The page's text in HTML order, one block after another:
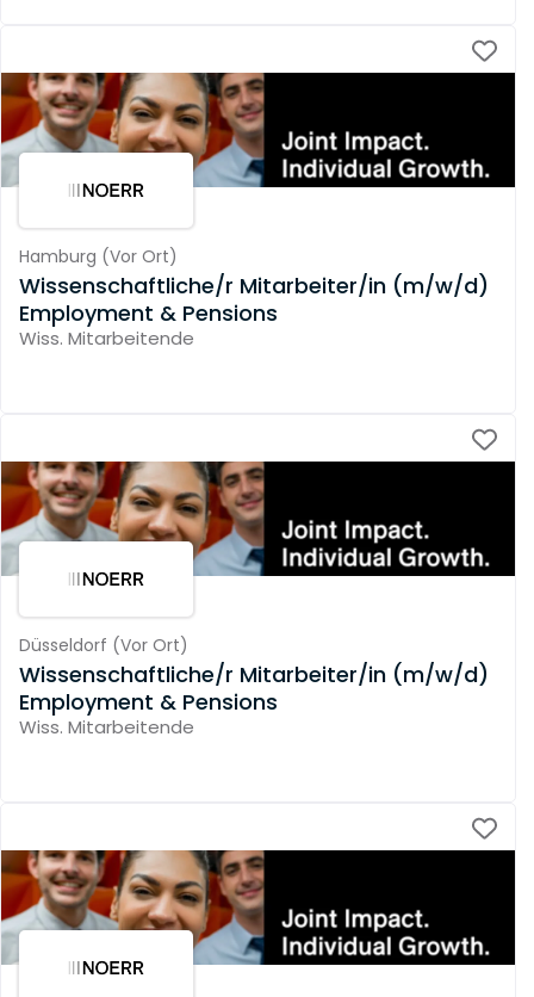
Hamburg (Vor Ort)
Wissenschaftliche/r Mitarbeiter/in (m/w/d)
Employment & Pensions
Wiss. Mitarbeitende
Düsseldorf (Vor Ort)
Wissenschaftliche/r Mitarbeiter/in (m/w/d)
Employment & Pensions
Wiss. Mitarbeitende